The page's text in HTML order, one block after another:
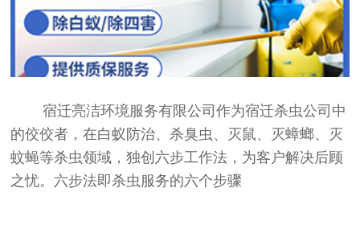
宿迁亮洁环境服务有限公司作为宿迁杀虫公司中
的佼佼者，在白蚁防治、杀臭虫、灭鼠、灭蟑螂、灭
蚊蝇等杀虫领域，独创六步工作法，为客户解决后顾
之忧。六步法即杀虫服务的六个步骤